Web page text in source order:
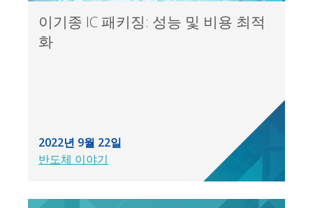
이기종 IC 패키징: 성능 및 비용 최적
화
2022년 9월 22일
반도체 이야기